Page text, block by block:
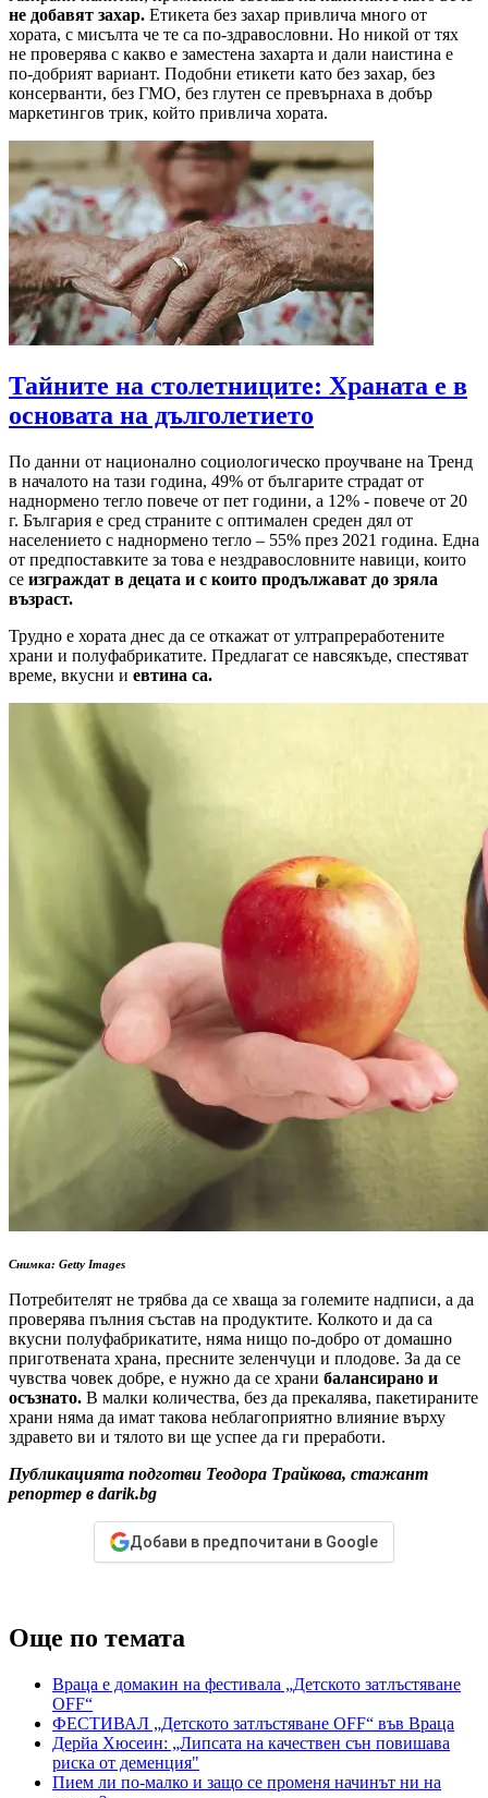
не добавят захар. Етикета без захар привлича много от
хората, с мисълта че те са по-здравословни. Но никой от тях
не проверява с какво е заместена захарта и дали наистина е
по-добрият вариант. Подобни етикети като без захар, без
консерванти, без ГМО, без глутен се превърнаха в добър
маркетингов трик, който привлича хората.
Тайните на столетниците: Храната е в
основата на дълголетието
По данни от национално социологическо проучване на Тренд
в началото на тази година, 49% от българите страдат от
наднормено тегло повече от пет години, а 12% - повече от 20
г. България е сред страните с оптимален среден дял от
населението с наднормено тегло – 55% през 2021 година. Една
от предпоставките за това е нездравословните навици, които
се изграждат в децата и с които продължават до зряла
възраст.
Трудно е хората днес да се откажат от ултрапреработените
храни и полуфабрикатите. Предлагат се навсякъде, спестяват
време, вкусни и евтина са.
Снимка: Getty Images
Потребителят не трябва да се хваща за големите надписи, а да
проверява пълния състав на продуктите. Колкото и да са
вкусни полуфабрикатите, няма нищо по-добро от домашно
приготвената храна, пресните зеленчуци и плодове. За да се
чувства човек добре, е нужно да се храни балансирано и
осъзнато. В малки количества, без да прекалява, пакетираните
храни няма да имат такова неблагоприятно влияние върху
здравето ви и тялото ви ще успее да ги преработи.
Публикацията подготви Теодора Трайкова, стажант
репортер в darik.bg
Добави в предпочитани в Google
Още по темата
Враца е домакин на фестивала „Детското затлъстяване
OFF“
ФЕСТИВАЛ „Детското затлъстяване OFF“ във Враца
Дерйа Хюсеин: „Липсата на качествен сън повишава
риска от деменция"
Пием ли по-малко и защо се променя начинът ни на